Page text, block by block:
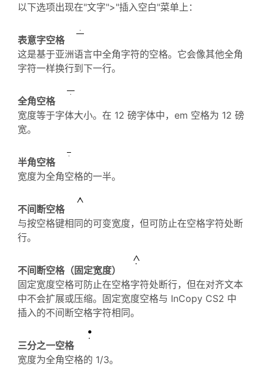
以下选项出现在"文字">"插入空白"菜单上：
表意字空格
这是基于亚洲语言中全角字符的空格。它会像其他全角
字符一样换行到下一行。
全角空格
宽度等于字体大小。在 12 磅字体中，em 空格为 12 磅
宽。
半角空格
宽度为全角空格的一半。
不间断空格
与按空格键相同的可变宽度，但可防止在空格字符处断
行。
不间断空格（固定宽度）
固定宽度空格可防止在空格字符处断行，但在对齐文本
中不会扩展或压缩。固定宽度空格与 InCopy CS2 中
插入的不间断空格字符相同。
三分之一空格
宽度为全角空格的 1/3。